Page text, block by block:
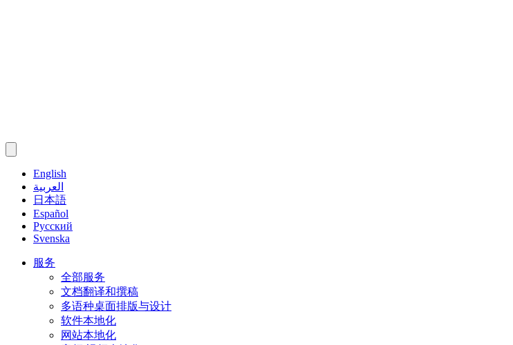
English
العربية
日本語
Español
Русский
Svenska
服务
全部服务
文档翻译和撰稿
多语种桌面排版与设计
软件本地化
网站本地化